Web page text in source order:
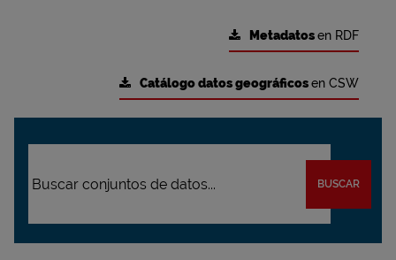
Metadatosen RDF
Catálogo datos geográficosen CSW
BUSCAR